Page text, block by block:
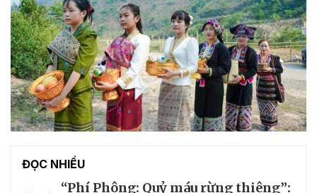
ĐỌC NHIỀU
“Phí Phông: Quỷ máu rừng thiêng”: